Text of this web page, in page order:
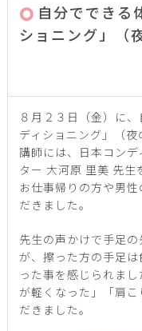
自分でできる
ショニング」（
８月２３日（金）に
ディショニング」（夜
講師には、日本コン
ター 大河原 里美 先生
お仕事帰りの方や男
だきました。
先生の声かけで手足
が、擦った方の手足
った事を感じられま
が軽くなった」「肩
だきました。